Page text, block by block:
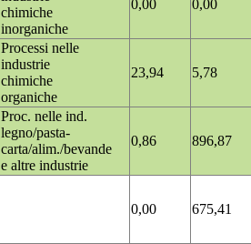
chimiche
inorganiche
0,00 0,00
Processi nelle
industrie
chimiche
organiche
23,94 5,78
Proc. nelle ind.
legno/pasta-
carta/alim./bevande
e altre industrie
0,86 896,87
0,00 675,41